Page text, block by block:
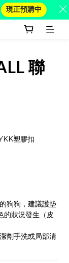
聯
塑膠扣
狗狗，建議護墊
的狀況發生（皮
劑手洗或局部清
現正預購中